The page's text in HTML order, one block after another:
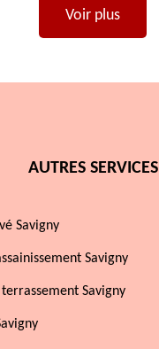
Voir plus
AUTRES SERVICES
Savigny
Savigny
Savigny